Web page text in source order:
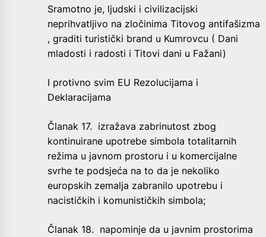
Sramotno je, ljudski i civilizacijski
neprihvatljivo na zločinima Titovog antifašizma
, graditi turistički brand u Kumrovcu ( Dani
mladosti i radosti i Titovi dani u Fažani)
I protivno svim EU Rezolucijama i
Deklaracijama
Članak 17. izražava zabrinutost zbog
kontinuirane upotrebe simbola totalitarnih
režima u javnom prostoru i u komercijalne
svrhe te podsjeća na to da je nekoliko
europskih zemalja zabranilo upotrebu i
nacističkih i komunističkih simbola;
Članak 18. napominje da u javnim prostorima